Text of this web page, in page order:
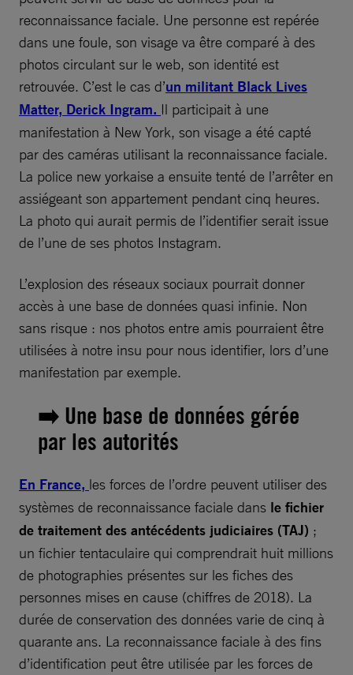
reconnaissance faciale. Une personne est repérée
dans une foule, son visage va être comparé à des
photos circulant sur le web, son identité est
retrouvée. C’est le cas d’un militant Black Lives
Matter, Derick Ingram. Il participait à une
manifestation à New York, son visage a été capté
par des caméras utilisant la reconnaissance faciale.
La police new yorkaise a ensuite tenté de l’arrêter en
assiégeant son appartement pendant cinq heures.
La photo qui aurait permis de l’identifier serait issue
de l’une de ses photos Instagram.
L’explosion des réseaux sociaux pourrait donner
accès à une base de données quasi infinie. Non
sans risque : nos photos entre amis pourraient être
utilisées à notre insu pour nous identifier, lors d’une
manifestation par exemple.
➡️ Une base de données gérée
par les autorités
En France, les forces de l’ordre peuvent utiliser des
systèmes de reconnaissance faciale dans le fichier
de traitement des antécédents judiciaires (TAJ) ;
un fichier tentaculaire qui comprendrait huit millions
de photographies présentes sur les fiches des
personnes mises en cause (chiffres de 2018). La
durée de conservation des données varie de cinq à
quarante ans. La reconnaissance faciale à des fins
d’identification peut être utilisée par les forces de